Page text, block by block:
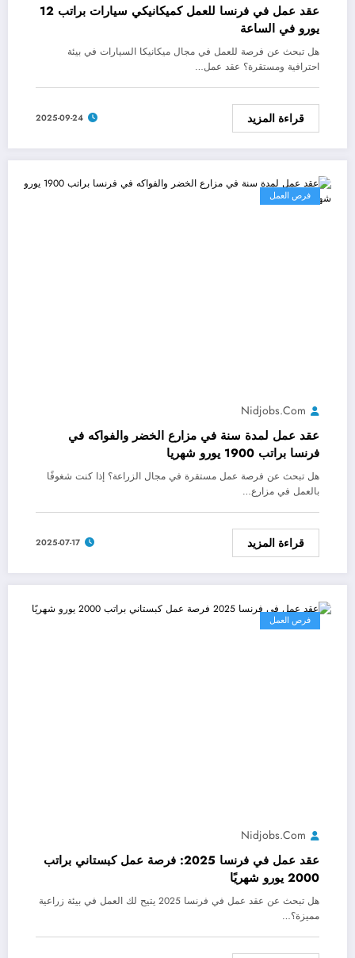
عقد عمل في فرنسا للعمل كميكانيكي سيارات براتب 12
يورو في الساعة
هل تبحث عن فرصة للعمل في مجال ميكانيكا السيارات في بيئة
احترافية ومستقرة؟ عقد عمل…
قراءة المزيد 2025-09-24
فرص العمل
Nidjobs.com
عقد عمل لمدة سنة في مزارع الخضر والفواكه في
فرنسا براتب 1900 يورو شهريا
هل تبحث عن فرصة عمل مستقرة في مجال الزراعة؟ إذا كنت شغوفًا
بالعمل في مزارع…
قراءة المزيد 2025-07-17
فرص العمل
Nidjobs.com
عقد عمل في فرنسا 2025: فرصة عمل كبستاني براتب
2000 يورو شهريًا
هل تبحث عن عقد عمل في فرنسا 2025 يتيح لك العمل في بيئة زراعية
مميزة؟…